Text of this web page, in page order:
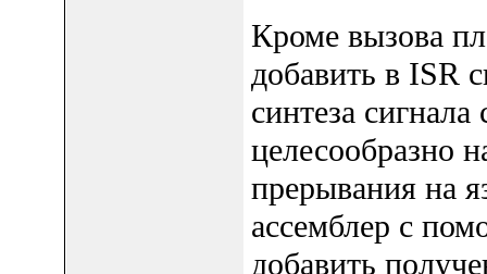
Кроме вызова
добавить в ISR
синтеза
целесообразно
прерывания на
ассемблер с
добавить